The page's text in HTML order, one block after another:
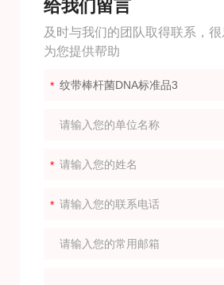
给我们留言
及时与我们的团队取得联系，
为您提供帮助